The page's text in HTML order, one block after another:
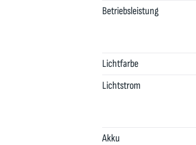
Betriebsleistung
Lichtfarbe
Lichtstrom
Akku